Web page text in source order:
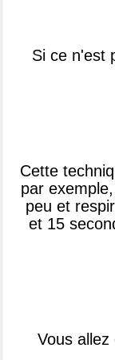
Si ce n'est
Cette
par
peu et
et 15
Vous